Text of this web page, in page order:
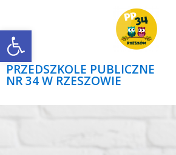
Open toolbar
PRZEDSZKOLE PUBLICZNE
NR 34 W RZESZOWIE